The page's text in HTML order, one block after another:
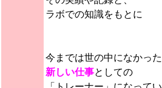
ラボでの知識をもとに
今までは世の中になかった
新しい仕事としての